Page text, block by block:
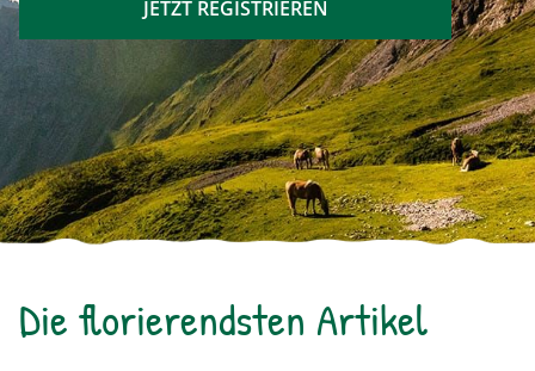
JETZT REGISTRIEREN
Die florierendsten Artikel